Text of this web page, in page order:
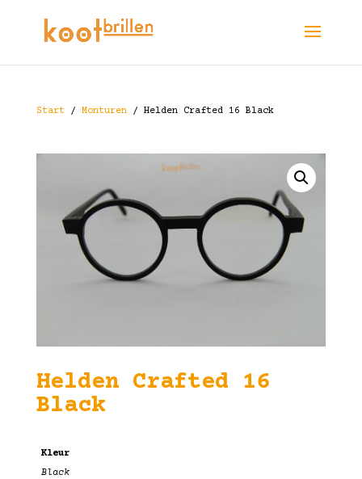
Start/ Monturen/ Helden Crafted 16 Black
Helden Crafted 16
Black
Kleur
Black